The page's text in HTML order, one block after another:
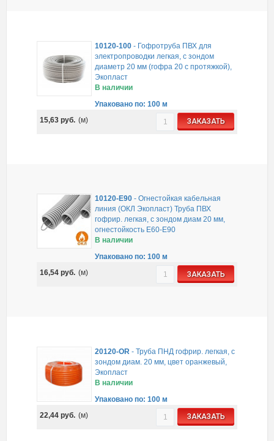
10120-100- Гофротруба ПВХ для
электропроводки легкая, с зондом
диаметр 20 мм (гофра 20 с протяжкой),
Экопласт
В наличии
Упаковано по: 100 м
15,63 руб. (м) ЗАКАЗАТЬ
10120-E90- Огнестойкая кабельная
линия (ОКЛ Экопласт) Труба ПВХ
гофрир. легкая, с зондом диам 20 мм,
огнестойкость E60-E90
В наличии
Упаковано по: 100 м
16,54 руб. (м) ЗАКАЗАТЬ
20120-OR - Труба ПНД гофрир. легкая, с
зондом диам. 20 мм, цвет оранжевый,
Экопласт
В наличии
Упаковано по: 100 м
22,44 руб. (м) ЗАКАЗАТЬ